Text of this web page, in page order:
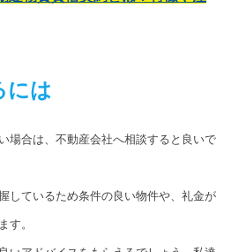
には
場合は、不動産会社へ相談すると良いで
しているため条件の良い物件や、礼金が
す。